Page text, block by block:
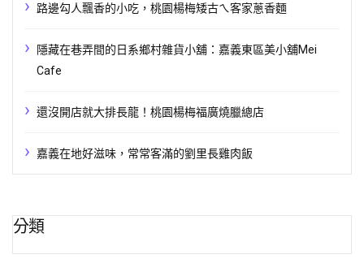
路邊勾人飄香的小吃，桃園楊梅矮古ㄟ客家蔥香麵
隱藏在巷弄間的日系鄉村雜貨小舖：嘉義東區美小舖Mei
Cafe
還沒開店就大排長龍！桃園楊梅福廣燒臘總店
嘉義在地好滋味，常常客滿的劉里長雞肉飯
分類